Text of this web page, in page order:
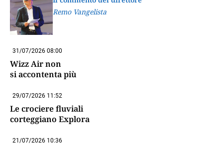
Remo Vangelista
31/07/2026 08:00
Wizz Air non
si accontenta più
29/07/2026 11:52
Le crociere fluviali
corteggiano Explora
21/07/2026 10:36